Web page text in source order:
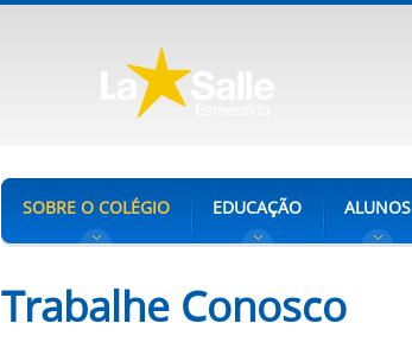
SOBRE O COLÉGIO EDUCAÇÃO ALUNOS
Trabalhe Conosco